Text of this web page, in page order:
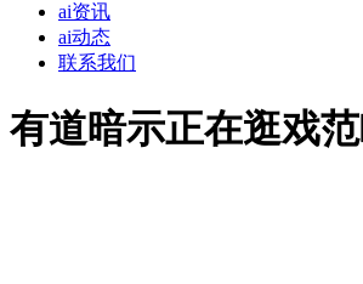
ai资讯
ai动态
联系我们
有道暗示正在逛戏